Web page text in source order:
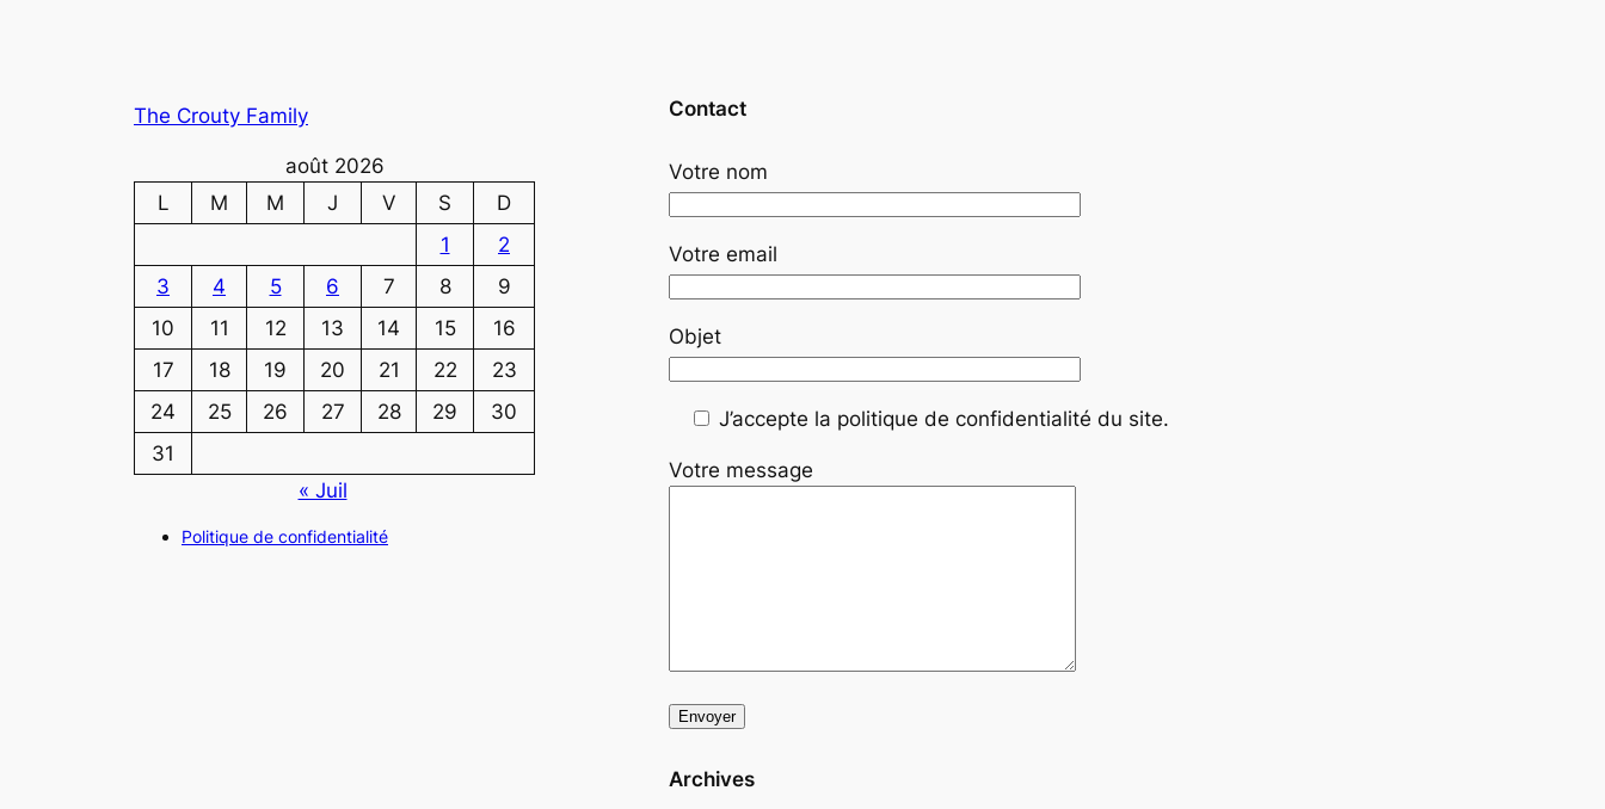
The Crouty Family
août 2026
L
M M J V S
D
1
2
3
4 5 6 7 8
9
10
11 12 13 14 15
16
17
18 19 20 21 22
23
24
25 26 27 28 29
30
31
« Juil
Politique de confidentialité
Contact
Votre nom
Votre email
Objet
J’accepte la politique de confidentialité du site.
Votre message
Archives